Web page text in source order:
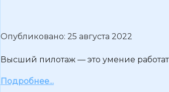
Опубликовано: 25 августа 2022
Высший пилотаж — это умение
Подробнее...